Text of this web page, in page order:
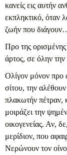
κανείς εις αυτήν
εκπληκτικό, όταν
ζωήν που
Προ της
άρτος, σε όλην
Ολίγον μόνον προ
σίτου, την
πλακωτήν πέτραν,
μοιράζει την
οικογενείας. Αν,
μερίδιον, που
Νερώνουν τον